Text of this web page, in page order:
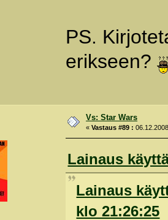
PS.
erikseen?
Vs: Star Wars
«Vastaus #89 :
Lainaus
Lainaus
klo 21:26:25